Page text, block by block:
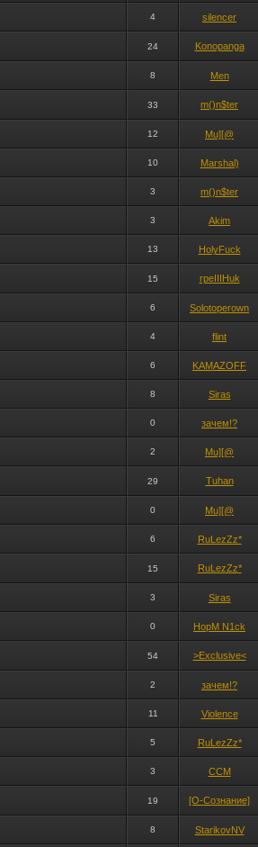
4 silencer
24 Konopanga
8 Men
33 m()n$ter
12 Mu][@
10 Marshal)
3 m()n$ter
3 Akim
13 HolyFuck
15 rpeIIIHuk
6 Solotoperown
4 flint
6 KAMAZOFF
8 Siras
0 зачем!?
2 Mu][@
29 Tuhan
0 Mu][@
6 RuLezZz*
15 RuLezZz*
3 Siras
0 HopM N1ck
54 >Exclusive<
2 зачем!?
11 Violence
5 RuLezZz*
3 CCM
19 [О-Сознание]
8 StarikovNV